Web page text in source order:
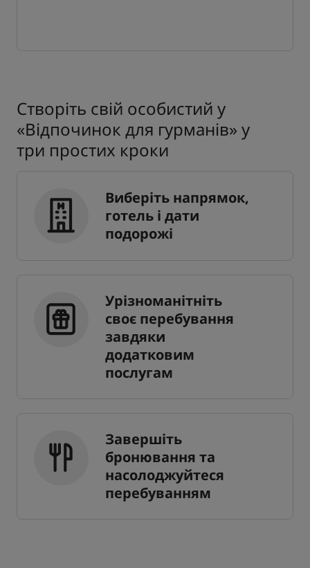
Створіть свій особистий у
«Відпочинок для гурманів» у
три простих кроки
Виберіть напрямок,
готель і дати
подорожі
Урізноманітніть
своє перебування
завдяки
додатковим
послугам
Завершіть
бронювання та
насолоджуйтеся
перебуванням